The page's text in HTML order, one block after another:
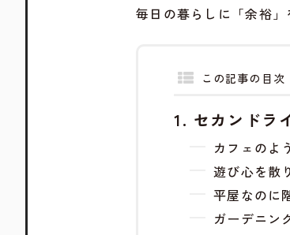
毎日の暮らしに「余裕」
この記事の目次
セカンドラ
カフェのよ
遊び心を散
平屋なのに
ガーデニン